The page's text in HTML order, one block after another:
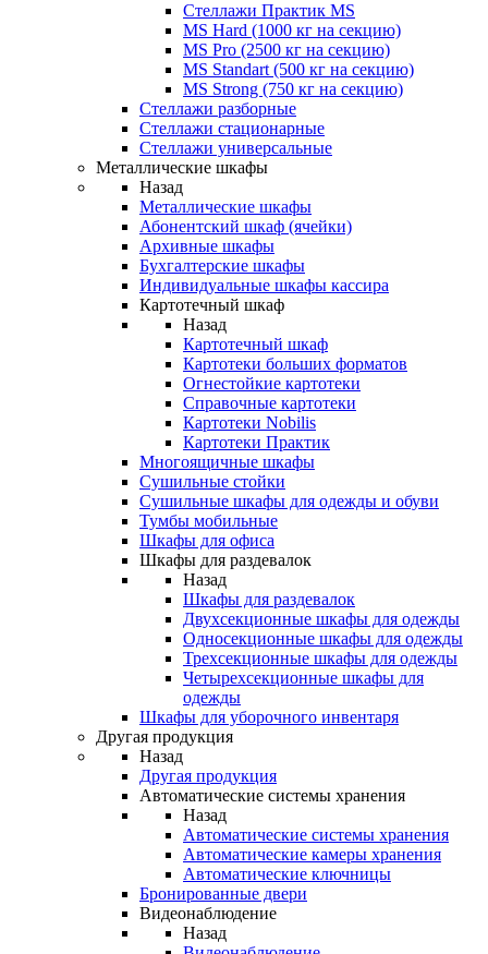
Стеллажи Практик MS
MS Hard (1000 кг на секцию)
MS Pro (2500 кг на секцию)
MS Standart (500 кг на секцию)
MS Strong (750 кг на секцию)
Стеллажи разборные
Стеллажи стационарные
Стеллажи универсальные
Металлические шкафы
Назад
Металлические шкафы
Абонентский шкаф (ячейки)
Архивные шкафы
Бухгалтерские шкафы
Индивидуальные шкафы кассира
Картотечный шкаф
Назад
Картотечный шкаф
Картотеки больших форматов
Огнестойкие картотеки
Справочные картотеки
Картотеки Nobilis
Картотеки Практик
Многоящичные шкафы
Сушильные стойки
Сушильные шкафы для одежды и обуви
Тумбы мобильные
Шкафы для офиса
Шкафы для раздевалок
Назад
Шкафы для раздевалок
Двухсекционные шкафы для одежды
Односекционные шкафы для одежды
Трехсекционные шкафы для одежды
Четырехсекционные шкафы для
одежды
Шкафы для уборочного инвентаря
Другая продукция
Назад
Другая продукция
Автоматические системы хранения
Назад
Автоматические системы хранения
Автоматические камеры хранения
Автоматические ключницы
Бронированные двери
Видеонаблюдение
Назад